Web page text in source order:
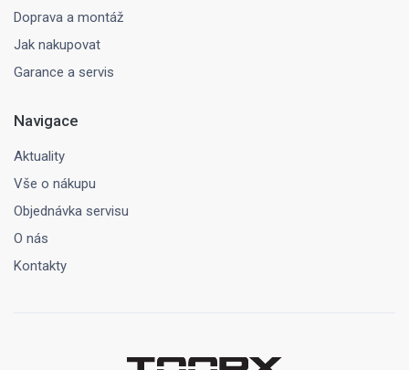
Doprava a montáž
Jak nakupovat
Garance a servis
Navigace
Aktuality
Vše o nákupu
Objednávka servisu
O nás
Kontakty